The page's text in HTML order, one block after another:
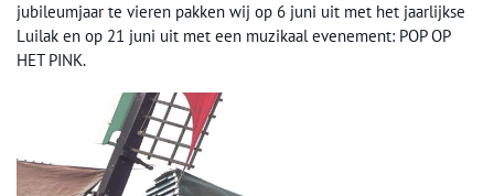
jubileumjaar te vieren pakken wij op 6 juni uit met het jaarlijkse
Luilak en op 21 juni uit met een muzikaal evenement: POP OP
HET PINK.